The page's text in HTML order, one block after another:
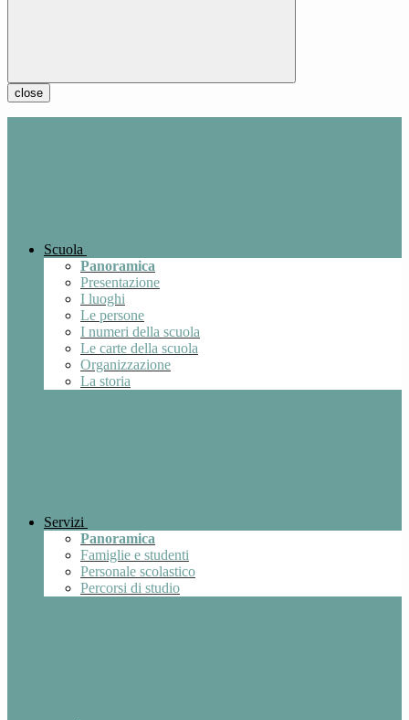
close
Scuola
Panoramica
Presentazione
I luoghi
Le persone
I numeri della scuola
Le carte della scuola
Organizzazione
La storia
Servizi
Panoramica
Famiglie e studenti
Personale scolastico
Percorsi di studio